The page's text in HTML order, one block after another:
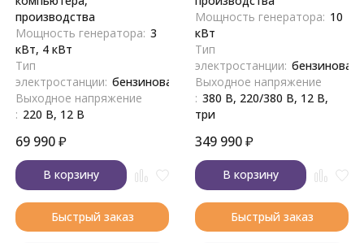
производства
Мощность генератора: 3
кВт, 4 кВт
Тип
электростанции: бензиновая
Выходное напряжение
: 220 В, 12 В
69 990₽
В корзину
Быстрый заказ
Мощность генератора: 10
кВт
Тип
электростанции: бензиновая
Выходное напряжение
: 380 В, 220/380 В, 12 В,
три
349 990₽
В корзину
Быстрый заказ